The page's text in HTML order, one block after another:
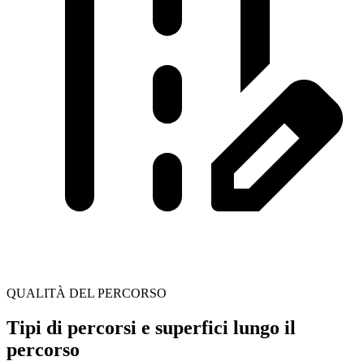
QUALITÀ DEL PERCORSO
Tipi di percorsi e superfici lungo il
percorso